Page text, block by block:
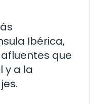
Ibérica,
que
y a la